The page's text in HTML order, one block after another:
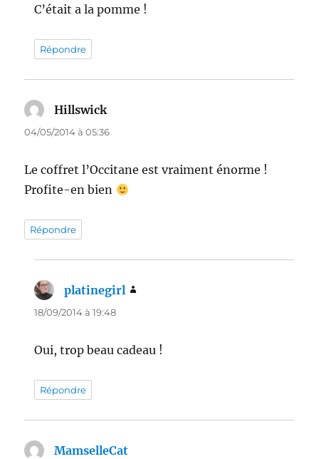
C’était a la pomme !
Répondre
Hillswickdit :
04/05/2014 à 05:36
Le coffret l’Occitane est vraiment énorme !
Profite-en bien
Répondre
platinegirl
18/09/2014 à 19:48
Oui, trop beau cadeau !
Répondre
MamselleCat